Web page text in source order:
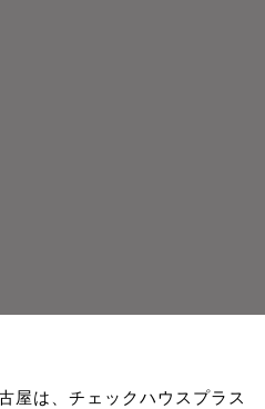
屋は、チェックハウスプラス